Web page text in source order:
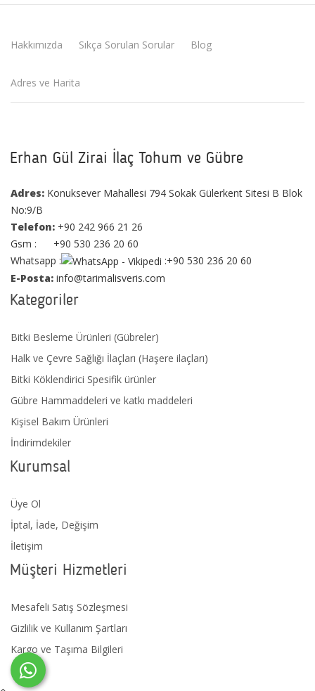
Hakkımızda Sıkça Sorulan Sorular Blog
Adres ve Harita
Erhan Gül Zirai İlaç Tohum ve Gübre
Adres: Konuksever Mahallesi 794 Sokak Gülerkent Sitesi B Blok
No:9/B
Telefon: +90 242 966 21 26
Gsm : +90 530 236 20 60
Whatsapp :
:+90 530 236 20 60
E-Posta: info@tarimalisveris.com
Kategoriler
Bitki Besleme Ürünleri (Gübreler)
Halk ve Çevre Sağlığı İlaçları (Haşere ilaçları)
Bitki Köklendirici Spesifik ürünler
Gübre Hammaddeleri ve katkı maddeleri
Kişisel Bakım Ürünleri
İndirimdekiler
Kurumsal
Üye Ol
İptal, İade, Değişim
İletişim
Müşteri Hizmetleri
Mesafeli Satış Sözleşmesi
Gizlilik ve Kullanım Şartları
Kargo ve Taşıma Bilgileri